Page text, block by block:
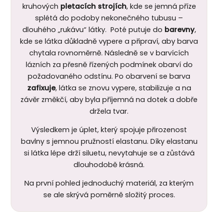
kruhových pletacích strojích, kde se jemná příze
splétá do podoby nekonečného tubusu –
dlouhého „rukávu“ látky. Poté putuje do barevny,
kde se látka důkladně vypere a připraví, aby barva
chytala rovnoměrně. Následně se v barvících
lázních za přesně řízených podmínek obarví do
požadovaného odstínu. Po obarvení se barva
zafixuje, látka se znovu vypere, stabilizuje a na
závěr změkčí, aby byla příjemná na dotek a dobře
držela tvar.
Výsledkem je úplet, který spojuje přirozenost
bavlny s jemnou pružností elastanu. Díky elastanu
si látka lépe drží siluetu, nevytahuje se a zůstává
dlouhodobě krásná.
Na první pohled jednoduchý materiál, za kterým
se ale skrývá poměrně složitý proces.